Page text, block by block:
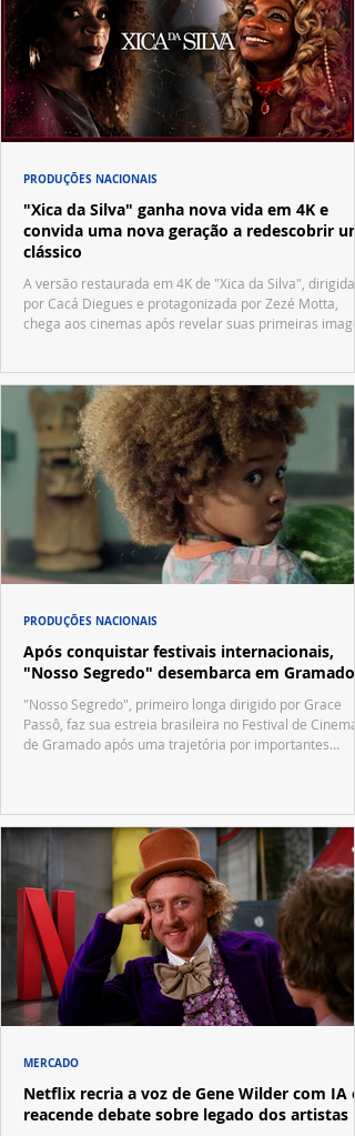
"Xica da Silva" ganha nova vida em 4K e
convida uma nova geração a redescobrir um
clássico
A versão restaurada em 4K de "Xica da Silva", dirigida
por Cacá Diegues e protagonizada por Zezé Motta,
chega aos cinemas após revelar suas primeiras
PRODUÇÕES NACIONAIS
Após conquistar festivais internacionais,
"Nosso Segredo" desembarca em Gramado
"Nosso Segredo", primeiro longa dirigido por Grace
Passô, faz sua estreia brasileira no Festival de Cinema
de Gramado após uma trajetória por importantes
PRODUÇÕES NACIONAIS
Netflix recria a voz de Gene Wilder com IA e
reacende debate sobre legado dos artistas
MERCADO